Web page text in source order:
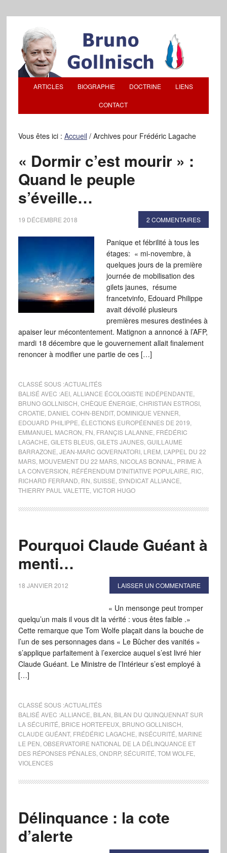
ARTICLES BIOGRAPHIE DOCTRINE LIENS
CONTACT
Vous êtes ici : Accueil /Archives pour Frédéric Lagache
« Dormir c’est mourir » :
Quand le peuple
s’éveille…
19 DÉCEMBRE 2018 2 COMMENTAIRES
Panique et fébrilité à tous les
étages: « mi-novembre, à
quelques jours de la première
journée de mobilisation des
gilets jaunes, résume
francetvinfo, Edouard Philippe
avait dévoilé plusieurs
premières mesures destinées à
apaiser leur mécontentement. Matignon a annoncé à l’AFP,
mardi 18 décembre que le gouvernement allait finalement
renoncer à modifier une partie de ces […]
CLASSÉ SOUS :ACTUALITÉS
BALISÉ AVEC :AEI, ALLIANCE ÉCOLOGISTE INDÉPENDANTE
BRUNO GOLLNISCH CHÈQUE ÉNERGIE CHRISTIAN ESTROSI,
CROATIE DANIEL COHN-BENDIT, DOMINIQUE VENNER
EDOUARD PHILIPPE ÉLECTIONS EUROPÉENNES DE 2019
EMMANUEL MACRON FN FRANÇIS LALANNE FRÉDÉRIC
LAGACHE GILETS BLEUS, GILETS JAUNES, GUILLAUME
BARRAZONE JEAN-MARC GOVERNATORI, LREM L’APPEL DU 22
MARS, MOUVEMENT DU 22 MARS, NICOLAS BONNAL
PRIME À
LA CONVERSION RÉFÉRENDUM D'INITIATIVE POPULAIRE RIC
RICHARD FERRAND RN SUISSE SYNDICAT ALLIANCE
THIERRY PAUL VALETTE VICTOR HUGO
Pourquoi Claude Guéant à
menti…
18 JANVIER 2012 LAISSER UN COMMENTAIRE
« Un mensonge peut tromper
quelqu’un mais il vous dit la vérité : vous êtes faible .»
Cette remarque que Tom Wolfe plaçait dans la bouche de
l’un de ses personnages dans « Le Bûcher des vanités »
s’applique parfaitement à l’exercice auquel s’est livré hier
Claude Guéant. Le Ministre de l’Intérieur s’est employé à
[…]
CLASSÉ SOUS :ACTUALITÉS
BALISÉ AVEC :ALLIANCE BILAN BILAN DU QUINQUENNAT SUR
LA SÉCURITÉ BRICE HORTEFEUX, BRUNO GOLLNISCH
CLAUDE GUÉANT, FRÉDÉRIC LAGACHE INSÉCURITÉ MARINE
LE PEN OBSERVATOIRE NATIONAL DE LA DÉLINQUANCE ET
DES RÉPONSES PÉNALES, ONDRP, SÉCURITÉ TOM WOLFE
VIOLENCES
Délinquance : la cote
d’alerte